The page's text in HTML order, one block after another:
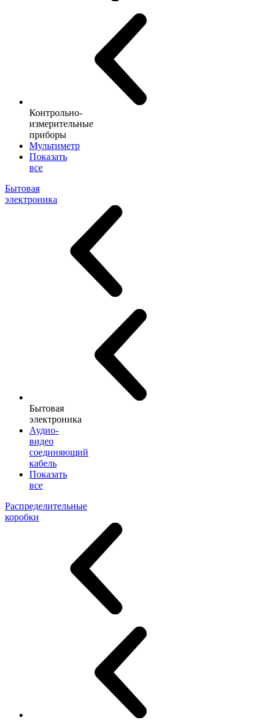
Контрольно-
измерительные
приборы
Мультиметр
Показать
все
Бытовая
электроника
Бытовая
электроника
Аудио-
видео
соединяющий
кабель
Показать
все
Распределительные
коробки